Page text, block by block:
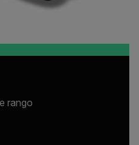
rango